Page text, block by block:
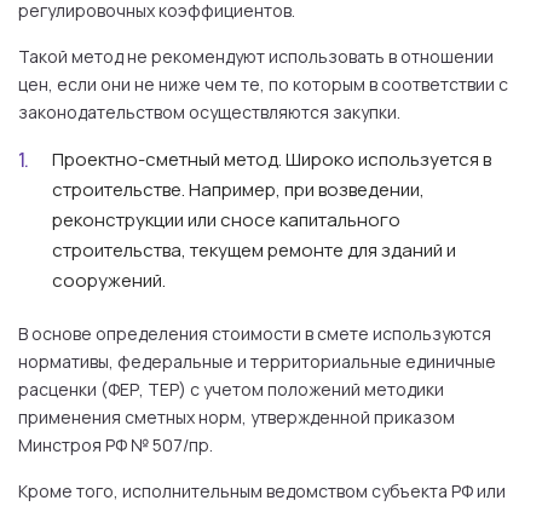
регулировочных коэффициентов.
Такой метод не рекомендуют использовать в отношении
цен, если они не ниже чем те, по которым в соответствии с
законодательством осуществляются закупки.
Проектно-сметный метод.Широко используется в
строительстве. Например, при возведении,
реконструкции или сносе капитального
строительства, текущем ремонте для зданий и
сооружений.
В основе определения стоимости в смете используются
нормативы, федеральные и территориальные единичные
расценки (ФЕР, ТЕР) с учетом положений методики
применения сметных норм, утвержденной приказом
Минстроя РФ № 507/пр.
Кроме того, исполнительным ведомством субъекта РФ или